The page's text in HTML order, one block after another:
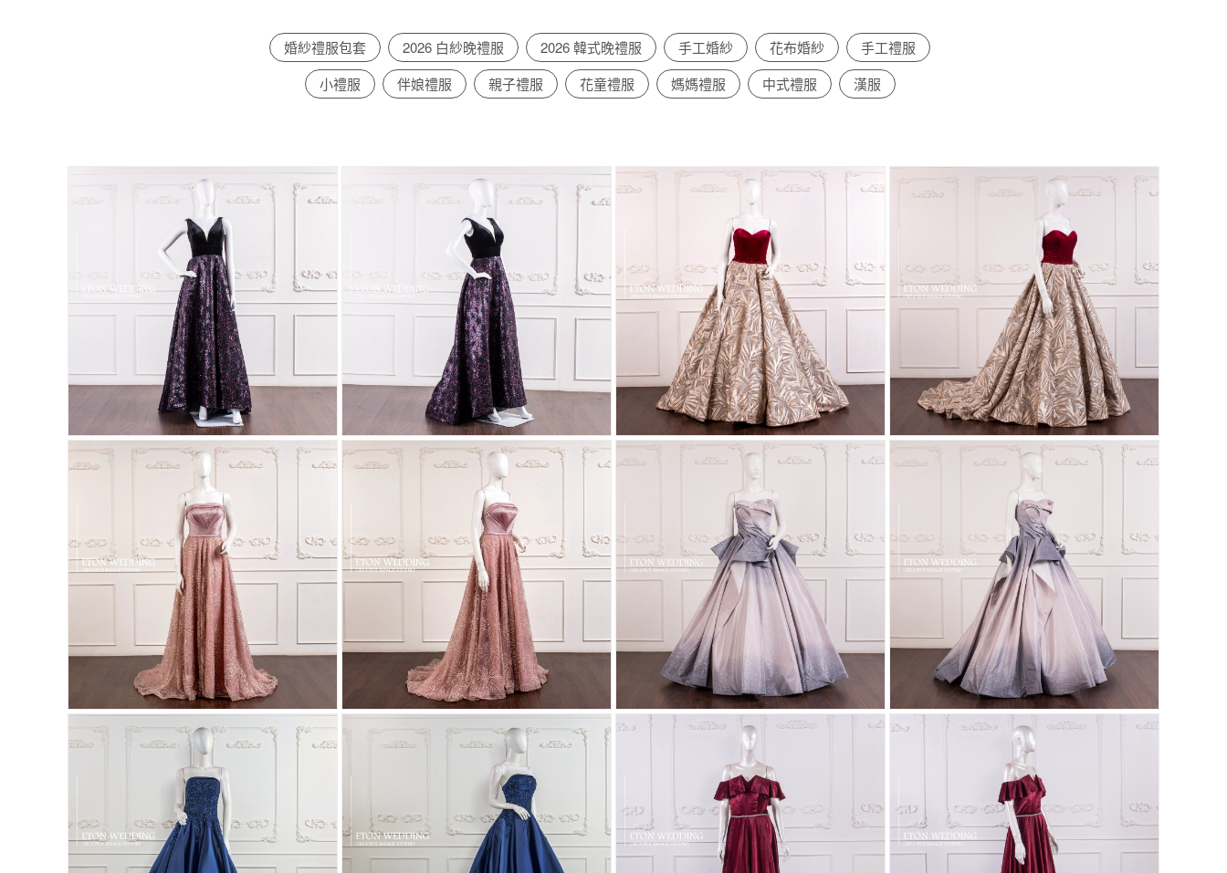
婚紗禮服包套 2026 白紗晚禮服 2026 韓式晚禮服 手工婚紗 花布婚紗
手工禮服
小禮服
伴娘禮服 親子禮服 花童禮服 媽媽禮服 中式禮服 漢服